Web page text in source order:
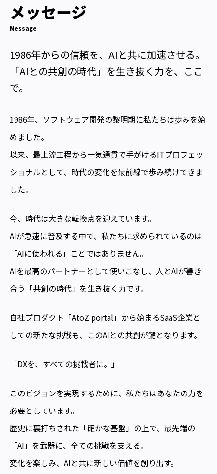
メッセージ
Message
1986年からの信頼を、AIと共に加速させる。
「AIとの共創の時代」を生き抜く力を、ここ
で。
1986年、ソフトウェア開発の黎明期に私たちは歩みを始
めました。
以来、最上流工程から一気通貫で手がけるITプロフェッ
ショナルとして、時代の変化を最前線で歩み続けてきま
した。
今、時代は大きな転換点を迎えています。
AIが急速に普及する中で、私たちに求められているのは
「AIに使われる」ことではありません。
AIを最高のパートナーとして使いこなし、人とAIが響き
合う「共創の時代」を生き抜く力です。
自社プロダクト「AtoZ portal」から始まるSaaS企業と
しての新たな挑戦も、このAIとの共創が鍵となります。
「DXを、すべての挑戦者に。」
このビジョンを実現するために、私たちはあなたの力を
必要としています。
歴史に裏打ちされた「確かな基盤」の上で、最先端の
「AI」を武器に、全ての挑戦を支える。
変化を楽しみ、AIと共に新しい価値を創り出す。